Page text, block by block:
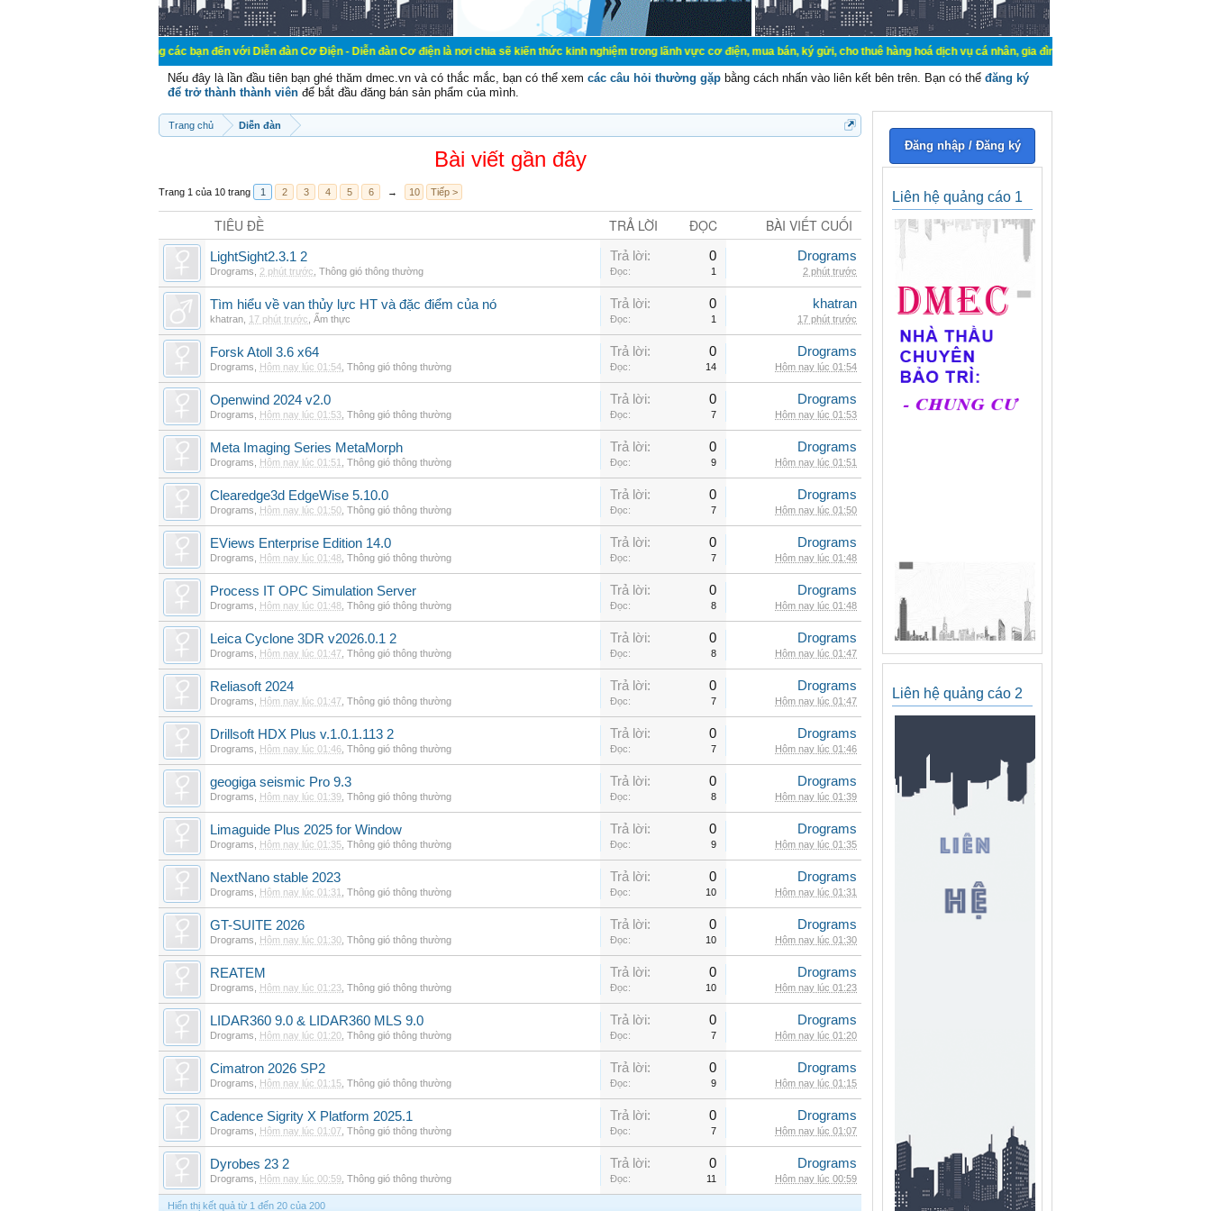
Chào mừng các bạn đến với Diễn đàn Cơ Điện - Diễn đàn Cơ điện là nơi chia sẽ kiến thức kinh nghiệm trong lãnh vực cơ điện, mua bán, ký gửi, cho thuê hàng hoá dịch vụ cá nhân, gia đình. Mua bán, ký gửi, cho thuê thiết bị hệ
Nếu đây là lần đầu tiên bạn ghé thăm dmec.vn và có thắc mắc, bạn có thể xem các câu hỏi thường gặp bằng cách nhấn vào liên kết bên trên. Bạn có thể đăng ký
để trở thành thành viên để bắt đầu đăng bán sản phẩm của mình.
Trang chủ Diễn đàn
Bài viết gần đây
Trang 1 của 10 trang 1 2 3 4 5 6 → 10 Tiếp >
TIÊU ĐỀ TRẢ LỜI ĐỌC BÀI VIẾT CUỐI
LightSight2.3.1 2
Drograms 2 phút trước Thông gió thông thường
Trả lời: 0
Đọc: 1
Drograms
2 phút trước
Tìm hiểu về van thủy lực HT và đặc điểm của nó
khatran 17 phút trước Ẩm thực
Trả lời: 0
Đọc: 1
khatran
17 phút trước
Forsk Atoll 3.6 x64
Drograms Hôm nay lúc 01:54 Thông gió thông thường
Trả lời: 0
Đọc: 14
Drograms
Hôm nay lúc 01:54
Openwind 2024 v2.0
Drograms Hôm nay lúc 01:53 Thông gió thông thường
Trả lời: 0
Đọc: 7
Drograms
Hôm nay lúc 01:53
Meta Imaging Series MetaMorph
Drograms Hôm nay lúc 01:51 Thông gió thông thường
Trả lời: 0
Đọc: 9
Drograms
Hôm nay lúc 01:51
Clearedge3d EdgeWise 5.10.0
Drograms Hôm nay lúc 01:50 Thông gió thông thường
Trả lời: 0
Đọc: 7
Drograms
Hôm nay lúc 01:50
EViews Enterprise Edition 14.0
Drograms Hôm nay lúc 01:48 Thông gió thông thường
Trả lời: 0
Đọc: 7
Drograms
Hôm nay lúc 01:48
Process IT OPC Simulation Server
Drograms Hôm nay lúc 01:48 Thông gió thông thường
Trả lời: 0
Đọc: 8
Drograms
Hôm nay lúc 01:48
Leica Cyclone 3DR v2026.0.1 2
Drograms Hôm nay lúc 01:47 Thông gió thông thường
Trả lời: 0
Đọc: 8
Drograms
Hôm nay lúc 01:47
Reliasoft 2024
Drograms Hôm nay lúc 01:47 Thông gió thông thường
Trả lời: 0
Đọc: 7
Drograms
Hôm nay lúc 01:47
Drillsoft HDX Plus v.1.0.1.113 2
Drograms Hôm nay lúc 01:46 Thông gió thông thường
Trả lời: 0
Đọc: 7
Drograms
Hôm nay lúc 01:46
geogiga seismic Pro 9.3
Drograms Hôm nay lúc 01:39 Thông gió thông thường
Trả lời: 0
Đọc: 8
Drograms
Hôm nay lúc 01:39
Limaguide Plus 2025 for Window
Drograms Hôm nay lúc 01:35 Thông gió thông thường
Trả lời: 0
Đọc: 9
Drograms
Hôm nay lúc 01:35
NextNano stable 2023
Drograms Hôm nay lúc 01:31 Thông gió thông thường
Trả lời: 0
Đọc: 10
Drograms
Hôm nay lúc 01:31
GT-SUITE 2026
Drograms Hôm nay lúc 01:30 Thông gió thông thường
Trả lời: 0
Đọc: 10
Drograms
Hôm nay lúc 01:30
REATEM
Drograms Hôm nay lúc 01:23 Thông gió thông thường
Trả lời: 0
Đọc: 10
Drograms
Hôm nay lúc 01:23
LIDAR360 9.0 & LIDAR360 MLS 9.0
Drograms Hôm nay lúc 01:20 Thông gió thông thường
Trả lời: 0
Đọc: 7
Drograms
Hôm nay lúc 01:20
Cimatron 2026 SP2
Drograms Hôm nay lúc 01:15 Thông gió thông thường
Trả lời: 0
Đọc: 9
Drograms
Hôm nay lúc 01:15
Cadence Sigrity X Platform 2025.1
Drograms Hôm nay lúc 01:07 Thông gió thông thường
Trả lời: 0
Đọc: 7
Drograms
Hôm nay lúc 01:07
Dyrobes 23 2
Drograms Hôm nay lúc 00:59 Thông gió thông thường
Trả lời: 0
Đọc: 11
Drograms
Hôm nay lúc 00:59
Hiển thị kết quả từ 1 đến 20 của 200
Đăng nhập / Đăng ký
Liên hệ quảng cáo 1
Liên hệ quảng cáo 2